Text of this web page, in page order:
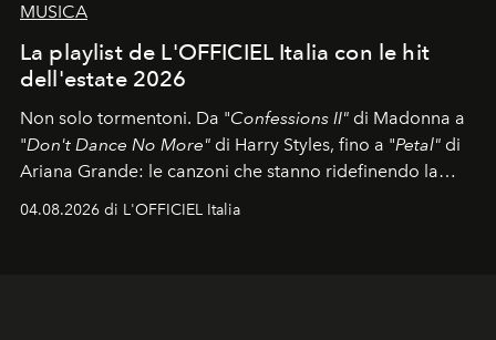
MUSICA
La playlist de L'OFFICIEL Italia con le hit
dell'estate 2026
Non solo tormentoni. Da "Confessions II" di Madonna a
"Don't Dance No More" di Harry Styles, fino a "Petal" di
Ariana Grande: le canzoni che stanno ridefinendo la
colonna sonora della stagione.
04.08.2026 di L'OFFICIEL Italia